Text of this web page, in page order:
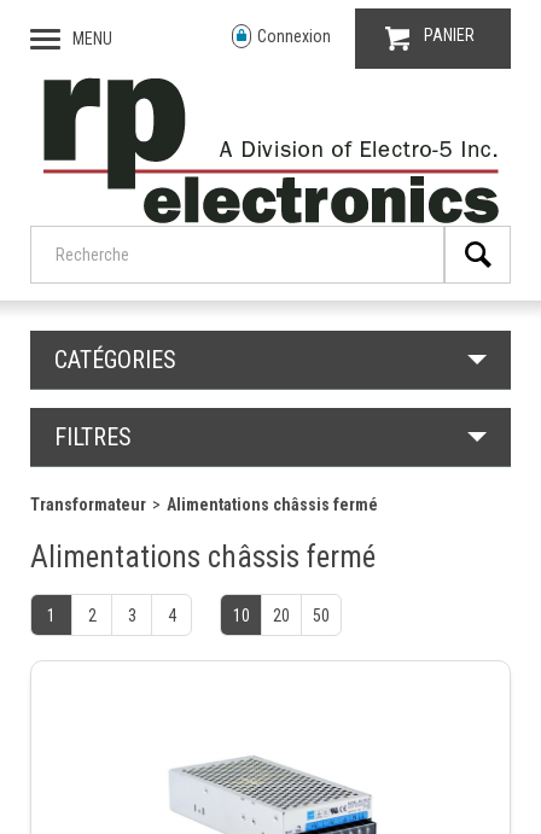
MENU Connexion PANIER
CATÉGORIES
FILTRES
Transformateur Alimentations châssis fermé
Alimentations châssis fermé
1 2 3 4 10 20 50